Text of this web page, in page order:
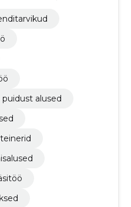
aknad ja uksed,
puidust alused